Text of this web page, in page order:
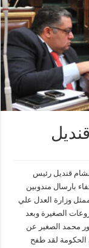
قنديل رئيس
بارسال مندوبين
وزارة العدل علي
الصغيرة وبعد
محمد الصغير عن
الحكومة لقد طفح